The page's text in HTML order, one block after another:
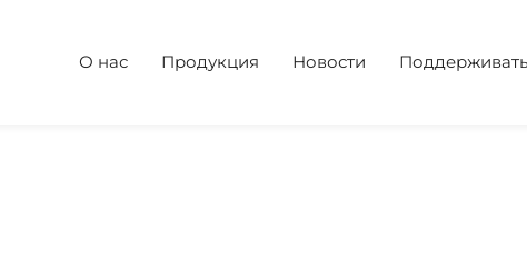
О нас Продукция Новости Поддерживать